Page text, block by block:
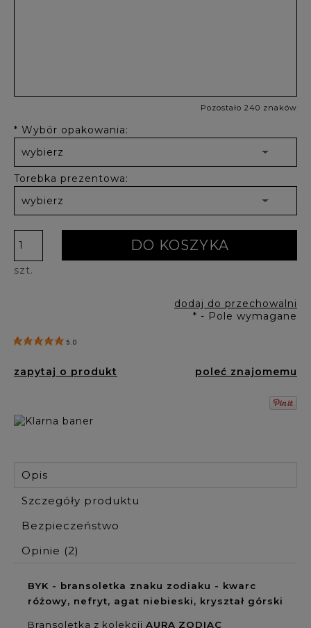
Pozostało 240 znaków
* Wybór opakowania:
Torebka prezentowa:
szt.
DO KOSZYKA
dodaj do przechowalni
* - Pole wymagane
5.0
zapytaj o produkt poleć znajomemu
Opis
Szczegóły produktu
Bezpieczeństwo
Opinie (2)
BYK - bransoletka znaku zodiaku - kwarc
różowy, nefryt, agat niebieski, kryształ górski
Bransoletka z kolekcji AURA ZODIAC